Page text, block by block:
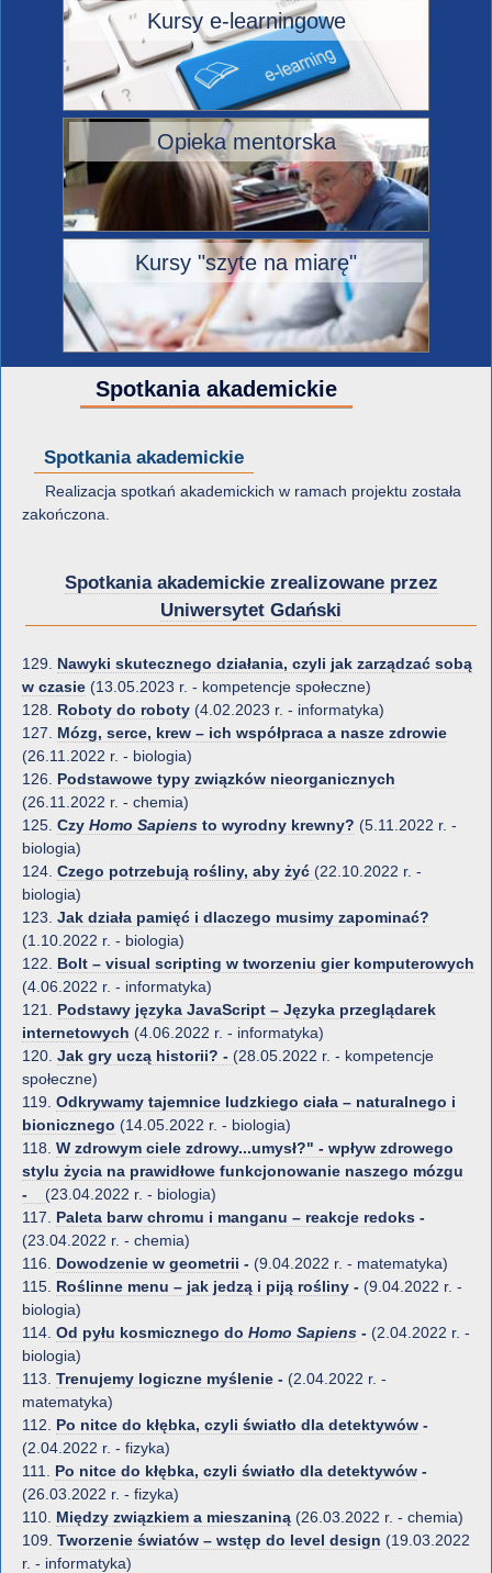
Kursy e-learningowe
Opieka mentorska
Kursy "szyte na miarę"
Spotkania akademickie
Spotkania akademickie
Realizacja spotkań akademickich w ramach projektu została
zakończona.
Spotkania akademickie zrealizowane przez
Uniwersytet Gdański
129. Nawyki skutecznego działania, czyli jak zarządzać sobą
w czasie (13.05.2023 r. - kompetencje społeczne)
128. Roboty do roboty (4.02.2023 r. - informatyka)
127. Mózg, serce, krew – ich współpraca a nasze zdrowie
(26.11.2022 r. - biologia)
126. Podstawowe typy związków nieorganicznych
(26.11.2022 r. - chemia)
125. Czy Homo Sapiens to wyrodny krewny? (5.11.2022 r. -
biologia)
124. Czego potrzebują rośliny, aby żyć (22.10.2022 r. -
biologia)
123. Jak działa pamięć i dlaczego musimy zapominać?
(1.10.2022 r. - biologia)
122. Bolt – visual scripting w tworzeniu gier komputerowych
(4.06.2022 r. - informatyka)
121. Podstawy języka JavaScript – Języka przeglądarek
internetowych (4.06.2022 r. - informatyka)
120. Jak gry uczą historii? - (28.05.2022 r. - kompetencje
społeczne)
119. Odkrywamy tajemnice ludzkiego ciała – naturalnego i
bionicznego (14.05.2022 r. - biologia)
118. W zdrowym ciele zdrowy...umysł?" - wpływ zdrowego
stylu życia na prawidłowe funkcjonowanie naszego mózgu
- (23.04.2022 r. - biologia)
117. Paleta barw chromu i manganu – reakcje redoks -
(23.04.2022 r. - chemia)
116. Dowodzenie w geometrii - (9.04.2022 r. - matematyka)
115. Roślinne menu – jak jedzą i piją rośliny - (9.04.2022 r. -
biologia)
114. Od pyłu kosmicznego do Homo Sapiens - (2.04.2022 r. -
biologia)
113. Trenujemy logiczne myślenie - (2.04.2022 r. -
matematyka)
112. Po nitce do kłębka, czyli światło dla detektywów -
(2.04.2022 r. - fizyka)
111. Po nitce do kłębka, czyli światło dla detektywów -
(26.03.2022 r. - fizyka)
110. Między związkiem a mieszaniną (26.03.2022 r. - chemia)
109. Tworzenie światów – wstęp do level design (19.03.2022
r. - informatyka)